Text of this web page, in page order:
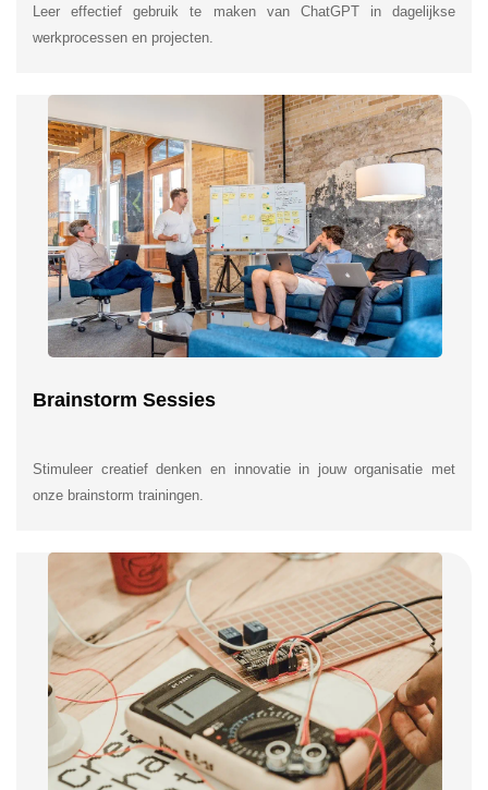
Leer effectief gebruik te maken van ChatGPT in dagelijkse
werkprocessen en projecten.
Brainstorm Sessies
Stimuleer creatief denken en innovatie in jouw organisatie met
onze brainstorm trainingen.